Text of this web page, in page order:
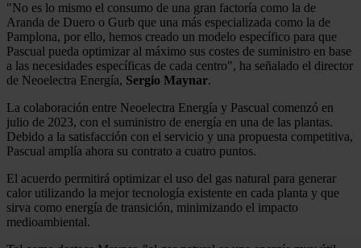
"No es lo mismo el consumo de una gran factoría como la de
Aranda de Duero o Gurb que una más especializada como la de
Pamplona, por ello, hemos creado un modelo específico para que
Pascual pueda optimizar al máximo sus costes de suministro en base
a las necesidades específicas de cada centro", ha señalado el director
de Neoelectra Energía, Sergio Maynar.
La colaboración entre Neoelectra Energía y Pascual comenzó en
julio de 2023, con el suministro de energía en una de las plantas.
Debido a la satisfacción con el servicio y una propuesta competitiva,
Pascual amplía ahora su contrato a cuatro puntos.
El acuerdo permitirá optimizar el uso del gas natural para generar
calor utilizando la mejor tecnología existente en cada planta y que
sirva como energía de transición, minimizando el impacto
medioambiental.